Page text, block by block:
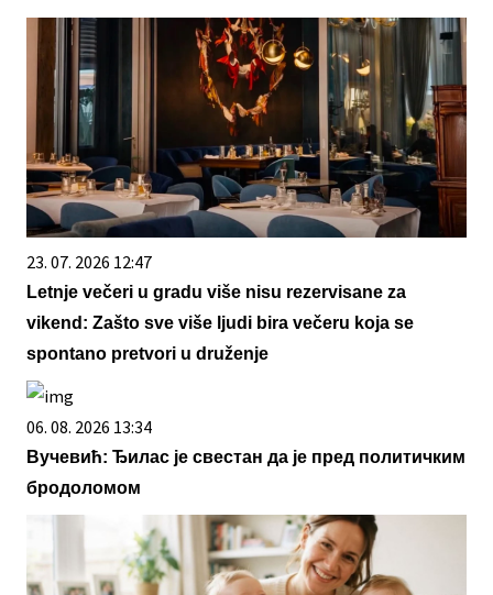
23. 07. 2026 12:47
Letnje večeri u gradu više nisu rezervisane za
vikend: Zašto sve više ljudi bira večeru koja se
spontano pretvori u druženje
06. 08. 2026 13:34
Вучевић: Ђилас је свестан да је пред политичким
бродоломом